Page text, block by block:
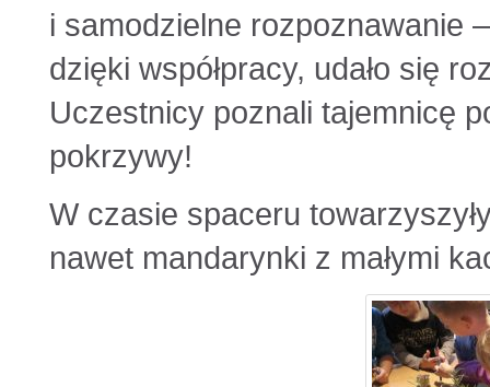
i samodzielne rozpoznawanie
dzięki współpracy, udało się
Uczestnicy poznali tajemnicę
pokrzywy!
W czasie spaceru
nawet mandarynki z małymi